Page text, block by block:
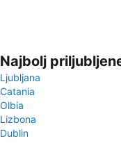
Najbolj
Ljubljana
Catania
Olbia
Lizbona
Dublin